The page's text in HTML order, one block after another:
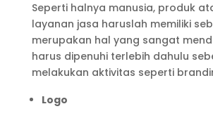
Seperti halnya manusia, produk
layanan jasa haruslah memiliki
merupakan hal yang sangat
harus dipenuhi terlebih dahulu
melakukan aktivitas seperti
Logo